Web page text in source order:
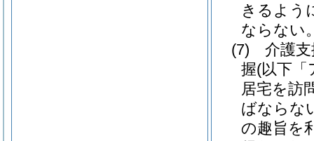
きるよう
ならない
(7)
介護
握(以下「
居宅を訪
ばならな
の趣旨を